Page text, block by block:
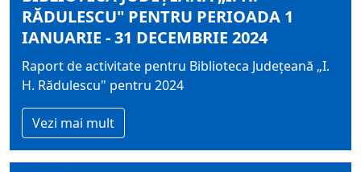
RĂDULESCU" PENTRU PERIOADA 1
IANUARIE - 31 DECEMBRIE 2024
Raport de activitate pentru Biblioteca Judeţeană „I.
H. Rădulescu" pentru 2024
Vezi mai mult